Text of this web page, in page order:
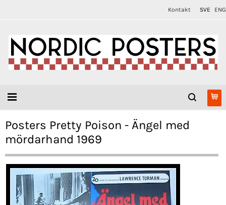
Kontakt SVE ENG
Posters Pretty Poison - Ängel med
mördarhand 1969